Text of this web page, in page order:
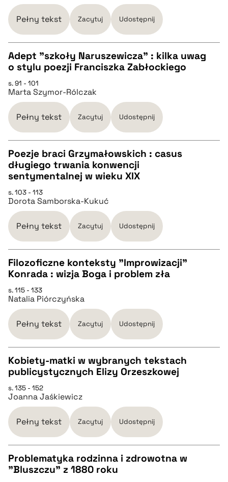
pobierz cytat
BIBTEX
pobierz cytat
Pełny tekst Zacytuj Udostępnij
CZYSTY TEKST
pobierz cytat
BIBTEX
pobierz cytat
Adept "szkoły Naruszewicza" : kilka uwag
o stylu poezji Franciszka Zabłockiego
s. 91 - 101
Marta Szymor-Rólczak
Pełny tekst Zacytuj Udostępnij
CZYSTY TEKST
pobierz cytat
BIBTEX
pobierz cytat
Poezje braci Grzymałowskich : casus
długiego trwania konwencji
sentymentalnej w wieku XIX
s. 103 - 113
Dorota Samborska-Kukuć
Pełny tekst Zacytuj Udostępnij
CZYSTY TEKST
pobierz cytat
BIBTEX
pobierz cytat
Filozoficzne konteksty "Improwizacji"
Konrada : wizja Boga i problem zła
s. 115 - 133
Natalia Piórczyńska
Pełny tekst Zacytuj Udostępnij
CZYSTY TEKST
pobierz cytat
BIBTEX
pobierz cytat
Kobiety-matki w wybranych tekstach
publicystycznych Elizy Orzeszkowej
s. 135 - 152
Joanna Jaśkiewicz
Pełny tekst Zacytuj Udostępnij
Problematyka rodzinna i zdrowotna w
"Bluszczu" z 1880 roku